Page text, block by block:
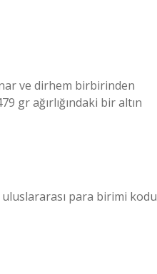
ve dirhem birbirinden
gr ağırlığındaki bir altın
uluslararası para birimi kodu